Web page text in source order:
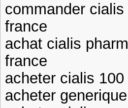
commander
france
achat cialis
france
acheter cialis
acheter